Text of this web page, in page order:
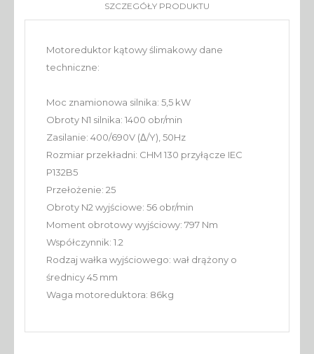
SZCZEGÓŁY PRODUKTU
Motoreduktor kątowy ślimakowy dane
techniczne:
Moc znamionowa silnika: 5,5 kW
Obroty N1 silnika: 1400 obr/min
Zasilanie: 400/690V (Δ/Y), 50Hz
Rozmiar przekładni: CHM 130 przyłącze IEC
P132B5
Przełożenie: 25
Obroty N2 wyjściowe: 56 obr/min
Moment obrotowy wyjściowy: 797 Nm
Współczynnik: 1.2
Rodzaj wałka wyjściowego: wał drążony o
średnicy 45 mm
Waga motoreduktora: 86kg